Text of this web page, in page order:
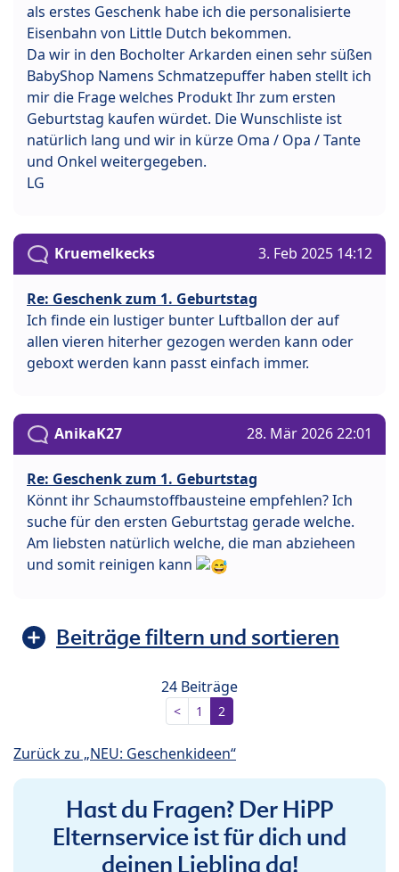
als erstes Geschenk habe ich die personalisierte
Eisenbahn von Little Dutch bekommen.
Da wir in den Bocholter Arkarden einen sehr süßen
BabyShop Namens Schmatzepuffer haben stellt ich
mir die Frage welches Produkt Ihr zum ersten
Geburtstag kaufen würdet. Die Wunschliste ist
natürlich lang und wir in kürze Oma / Opa / Tante
und Onkel weitergegeben.
LG
Kruemelkecks 3. Feb 2025 14:12
Re: Geschenk zum 1. Geburtstag
Ich finde ein lustiger bunter Luftballon der auf
allen vieren hiterher gezogen werden kann oder
geboxt werden kann passt einfach immer.
AnikaK27 28. Mär 2026 22:01
Re: Geschenk zum 1. Geburtstag
Könnt ihr Schaumstoffbausteine empfehlen? Ich
suche für den ersten Geburtstag gerade welche.
Am liebsten natürlich welche, die man abzieheen
und somit reinigen kann
Beiträge filtern und sortieren
24 Beiträge
< 1 2
Zurück zu „NEU: Geschenkideen“
Hast du Fragen? Der HiPP
Elternservice ist für dich und
deinen Liebling da!